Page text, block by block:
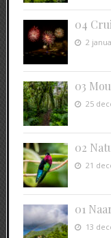
04
2
03
25
02
21
01
13